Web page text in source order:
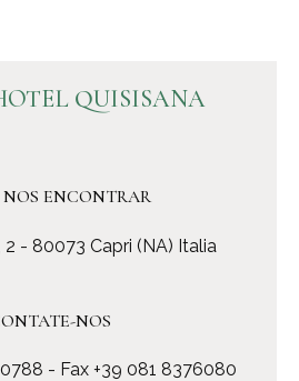
QUISISANA
ENCONTRAR
2 - 80073 Capri (NA) Italia
NOS
- Fax +39 081 8376080